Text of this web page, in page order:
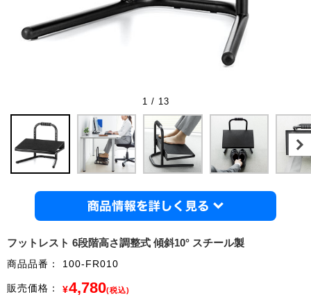
1 / 13
フットレスト 6段階高さ調整式 傾斜10° スチール製
商品品番： 100-FR010
販売価格： ¥4,780(税込)